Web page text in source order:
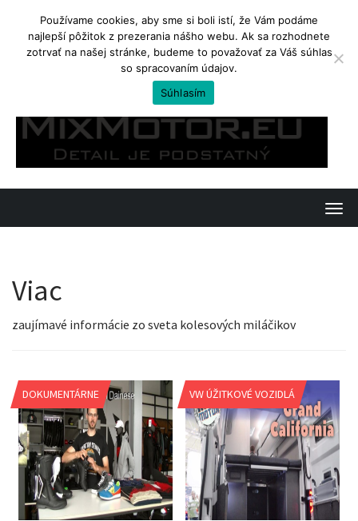
TRENDING
Kawasaki Ninja 650 a Z650. Jedno, či dvojvaječné dvojičky?
content
T
n
a
v
i
g
a
Viac
zaujímavé informácie zo sveta kolesových miláčikov
DOKUMENTÁRNE VW ÚŽITKOVÉ VOZIDLÁ
Používame cookies, aby sme si boli istí, že Vám podáme
najlepší pôžitok z prezerania nášho webu. Ak sa rozhodnete
zotrvať na našej stránke, budeme to považovať za Váš súhlas
so spracovaním údajov.
Súhlasím